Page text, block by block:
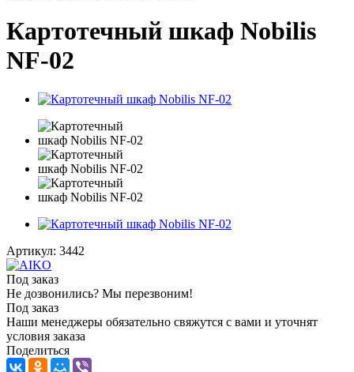
Картотечный шкаф Nobilis
NF-02
Артикул: 3442
Под заказ
Не дозвонились? Мы перезвоним!
Под заказ
Наши менеджеры обязательно свяжутся с вами и уточнят
условия заказа
Поделиться